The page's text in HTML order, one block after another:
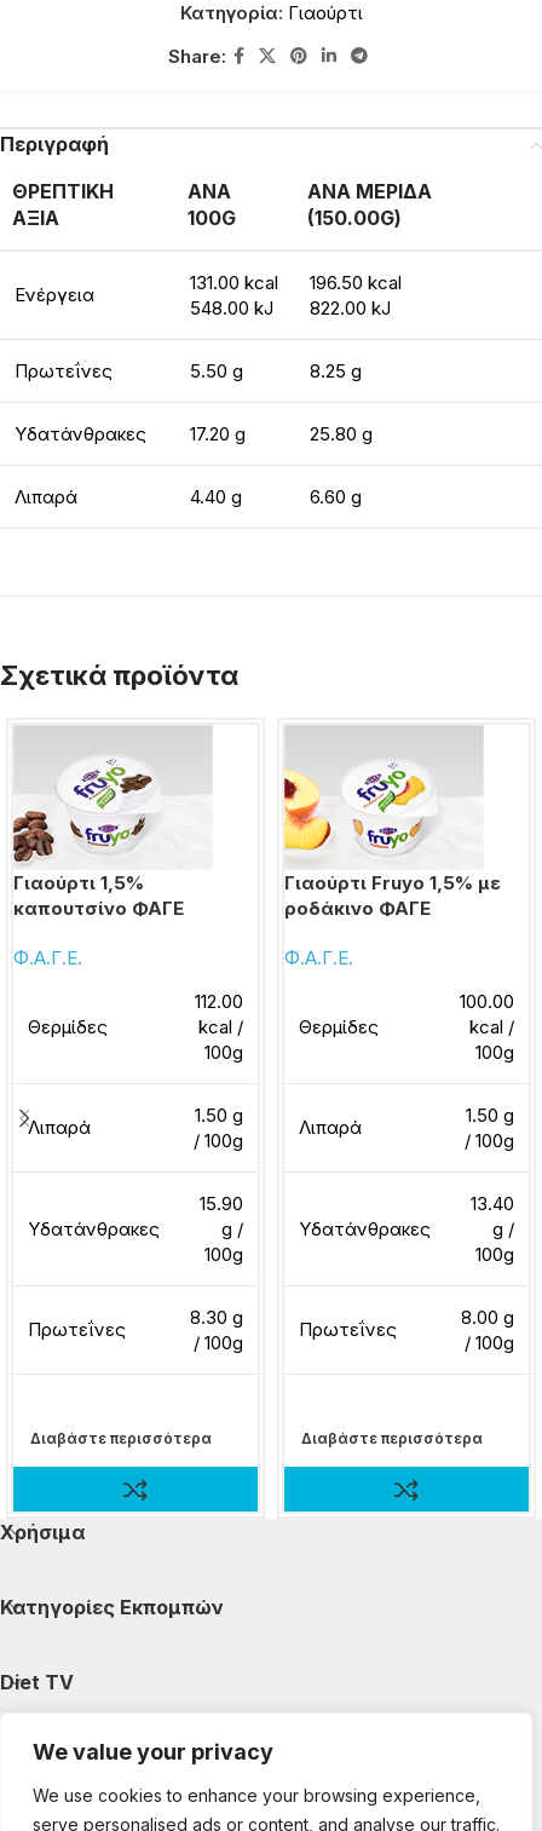
We value your privacy
We use cookies to enhance your browsing experience,
serve personalised ads or content, and analyse our traffic.
Κατηγορία: Γιαούρτι
Share:
Περιγραφή
ΘΡΕΠΤΙΚΗ
ΑΞΙΑ
ΑΝΑ
100G
ΑΝΑ ΜΕΡΙΔΑ
(150.00G)
Ενέργεια
131.00 kcal
548.00 kJ
196.50 kcal
822.00 kJ
Πρωτεΐνες 5.50 g 8.25 g
Υδατάνθρακες 17.20 g 25.80 g
Λιπαρά 4.40 g 6.60 g
Σχετικά προϊόντα
Γιαούρτι 1,5%
καπουτσίνο ΦΑΓΕ
Φ.Α.Γ.Ε.
Θερμίδες
112.00
kcal /
100g
Λιπαρά
1.50 g
/ 100g
Υδατάνθρακες
15.90
g /
100g
Πρωτεΐνες
8.30 g
/ 100g
Διαβάστε περισσότερα
Γιαούρτι Fruyo 1,5% με
ροδάκινο ΦΑΓΕ
Φ.Α.Γ.Ε.
Θερμίδες
100.00
kcal /
100g
Λιπαρά
1.50 g
/ 100g
Υδατάνθρακες
13.40
g /
100g
Πρωτεΐνες
8.00 g
/ 100g
Διαβάστε περισσότερα
Χρήσιμα
Κατηγορίες Εκπομπών
Diet TV
Κατηγορίες Άρθρων